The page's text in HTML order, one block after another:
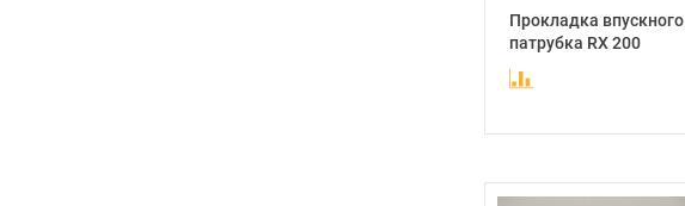
Прокладка впускного
патрубка RX 200